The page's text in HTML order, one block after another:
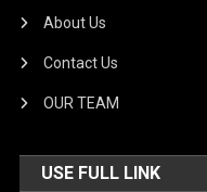
About Us
Contact Us
OUR TEAM
USE FULL LINK